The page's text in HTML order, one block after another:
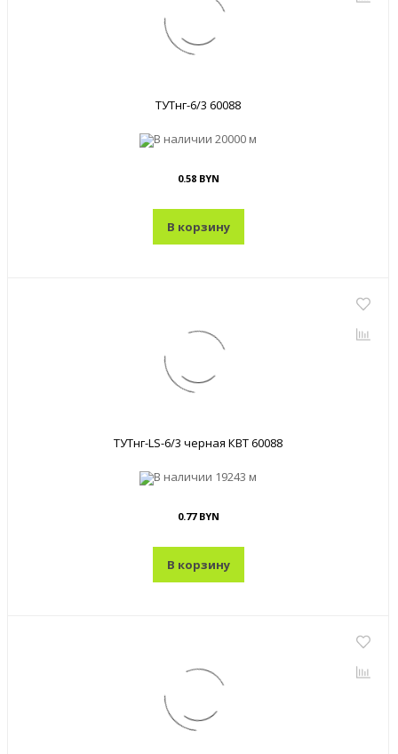
ТУТнг-6/3 60088
В наличии 20000 м
0.58 BYN
В корзину
ТУТнг-LS-6/3 черная КВТ 60088
В наличии 19243 м
0.77 BYN
В корзину